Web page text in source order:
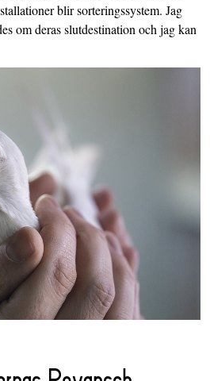
blir sorteringssystem. Jag
om deras slutdestination och jag kan